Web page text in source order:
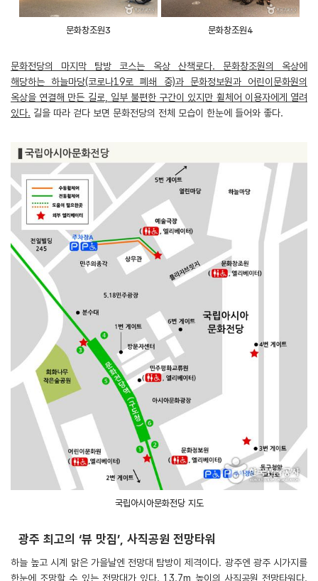
문화창조원3 문화창조원4
문화전당의 마지막 탐방 코스는 옥상 산책로다. 문화창조원의 옥상에
해당하는 하늘마당(코로나19로 폐쇄 중)과 문화정보원과 어린이문화원의
옥상을 연결해 만든 길로, 일부 불편한 구간이 있지만 휠체어 이용자에게 열려
있다. 길을 따라 걷다 보면 문화전당의 전체 모습이 한눈에 들어와 좋다.
국립아시아문화전당 지도
광주 최고의 ‘뷰 맛집’, 사직공원 전망타워
하늘 높고 시계 맑은 가을날엔 전망대 탐방이 제격이다. 광주엔 광주 시가지를
한눈에 조망할 수 있는 전망대가 있다. 13.7m 높이의 사직공원 전망타워다.